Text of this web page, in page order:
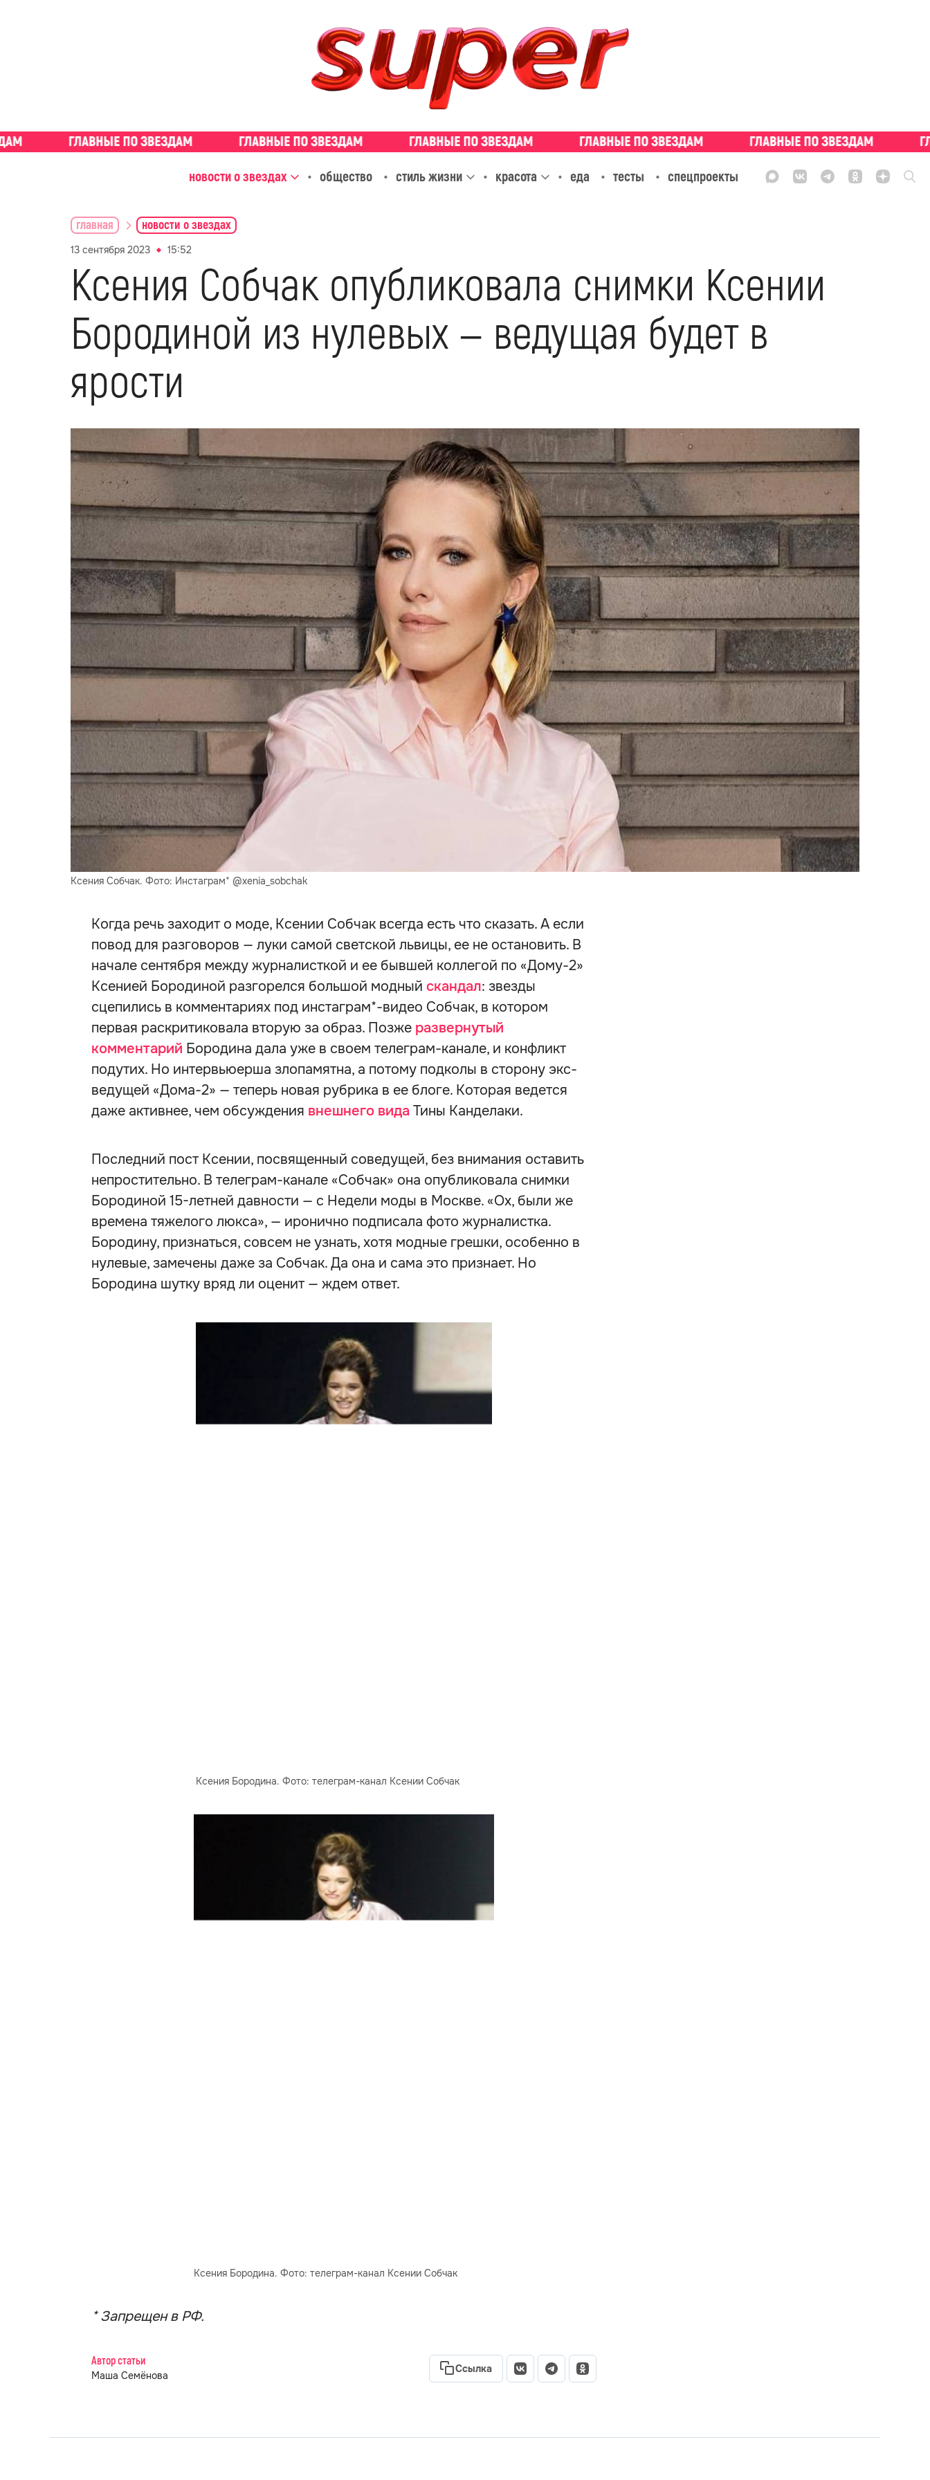
новости о звездах общество стиль жизни красота еда тесты спецпроекты
главная новости о звездах
13 сентября 2023 15:52
Ксения Собчак опубликовала снимки Ксении
Бородиной из нулевых — ведущая будет в
ярости
Ксения Собчак. Фото: Инстаграм* @xenia_sobchak
Когда речь заходит о моде, Ксении Собчак всегда есть что сказать. А если
повод для разговоров — луки самой светской львицы, ее не остановить. В
начале сентября между журналисткой и ее бывшей коллегой по «Дому-2»
Ксенией Бородиной разгорелся большой модный скандал: звезды
сцепились в комментариях под инстаграм*-видео Собчак, в котором
первая раскритиковала вторую за образ. Позже развернутый
комментарий Бородина дала уже в своем телеграм-канале, и конфликт
подутих. Но интервьюерша злопамятна, а потому подколы в сторону экс-
ведущей «Дома-2» — теперь новая рубрика в ее блоге. Которая ведется
даже активнее, чем обсуждения внешнего вида Тины Канделаки.
Последний пост Ксении, посвященный соведущей, без внимания оставить
непростительно. В телеграм-канале «Собчак» она опубликовала снимки
Бородиной 15-летней давности — с Недели моды в Москве. «Ох, были же
времена тяжелого люкса», — иронично подписала фото журналистка.
Бородину, признаться, совсем не узнать, хотя модные грешки, особенно в
нулевые, замечены даже за Собчак. Да она и сама это признает. Но
Бородина шутку вряд ли оценит — ждем ответ.
Ксения Бородина. Фото: телеграм-канал Ксении Собчак
Ксения Бородина. Фото: телеграм-канал Ксении Собчак
* Запрещен в РФ.
Автор статьи
Маша Семёнова
Ссылка